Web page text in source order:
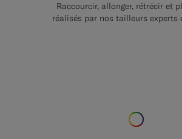
Raccourcir, allonger, rétrécir et
réalisés par nos tailleurs experts